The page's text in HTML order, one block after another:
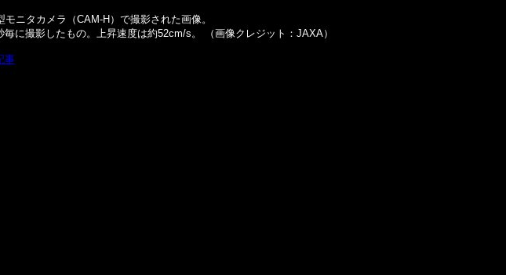
ニタカメラ（CAM-H）で撮影された画像。
に撮影したもの。上昇速度は約52cm/s。 （画像クレジット：JAXA）
事